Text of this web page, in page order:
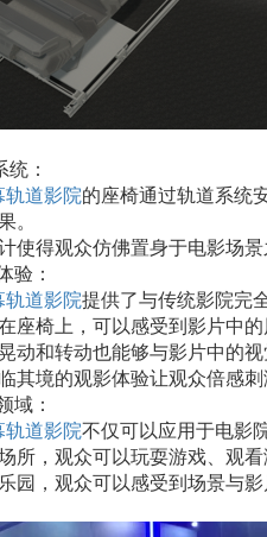
统：
道影院的座椅通过轨道系统
。
使得观众仿佛置身于电影场
验：
道影院提供了与传统影院完
座椅上，可以感受到影片中
动和转动也能够与影片中的
其境的观影体验让观众倍感刺
域：
道影院不仅可以应用于电影
所，观众可以玩耍游戏、观
园，观众可以感受到场景与